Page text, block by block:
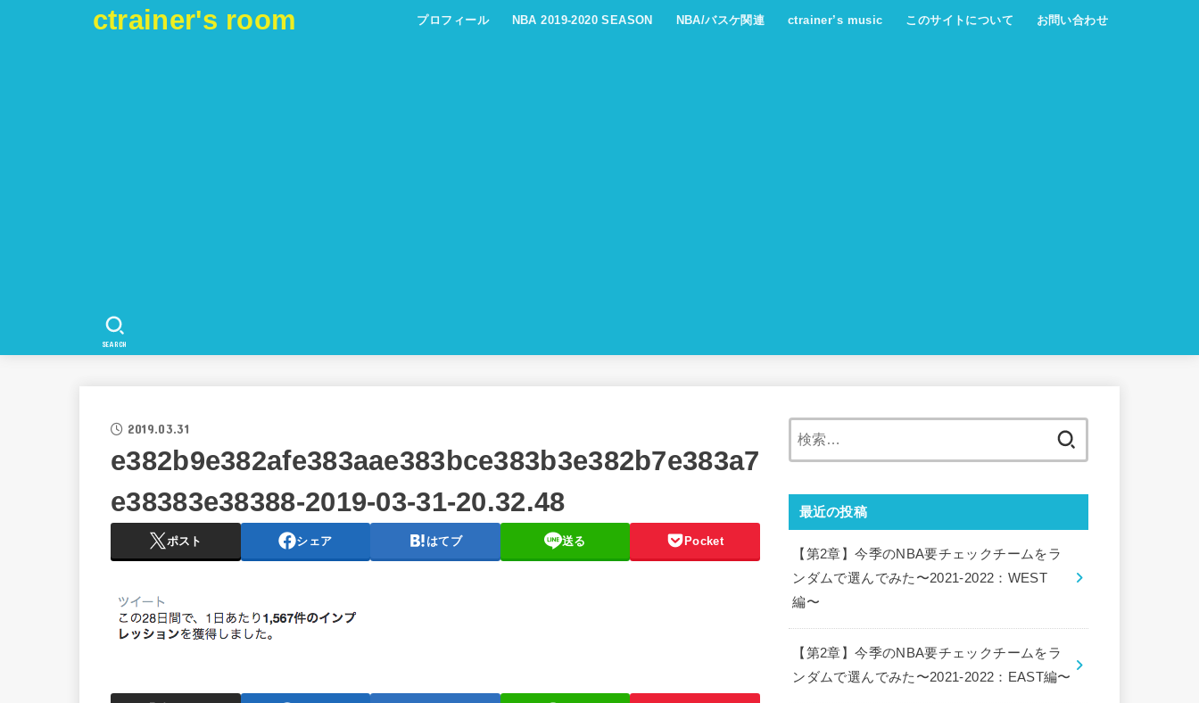
ctrainer's room プロフィール NBA 2019-2020 SEASON NBA/バスケ関連 ctrainer’s music このサイトについて お問い合わせ
SEARCH
2019.03.31
e382b9e382afe383aae383bce383b3e382b7e383a7
e38383e38388-2019-03-31-20.32.48
ポスト シェア はてブ 送る Pocket
最近の投稿
【第2章】今季のNBA要チェックチームをラ
ンダムで選んでみた〜2021-2022：WEST
編〜
【第2章】今季のNBA要チェックチームをラ
ンダムで選んでみた〜2021-2022：EAST編〜